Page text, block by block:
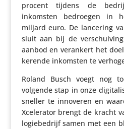
procent tijdens de
inkomsten bedroegen in
miljard euro. De lancering
sluit aan bij de
aanbod en verankert het
ke­rende inkomsten te
Roland Busch voegt nog
volgende stap in onze
sneller te innoveren en
Xcele­rator brengt de kracht
lo­gie­be­drijf samen met een